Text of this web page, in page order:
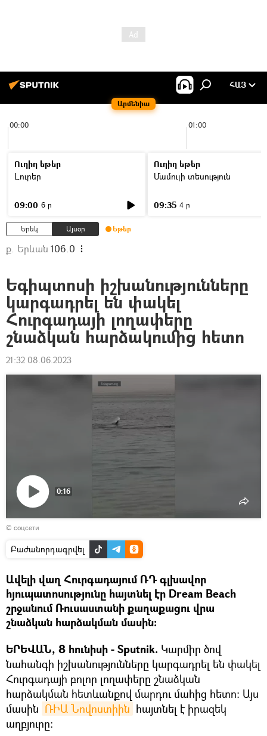
Արմենիա
ՀԱՅ
00:00 01:00
Ուղիղ եթեր
Լուրեր
09:00 6 ր
Ուղիղ եթեր
Մամուլի տեսություն
09:35 4 ր
Երեկ Այսօր Եթեր
ք. Երևան 106.0
Եգիպտոսի իշխանությունները
կարգադրել են փակել
Հուրգադայի լողափերը
շնաձկան հարձակումից հետո
21:32 08.06.2023
Դիտել
տեսանյութը
0:16
© соцсети
Բաժանորդագրվել
Ավելի վաղ Հուրգադայում ՌԴ գլխավոր
հյուպատոսությունը հայտնել էր Dream Beach
շրջանում Ռուսաստանի քաղաքացու վրա
շնաձկան հարձակման մասին:
ԵՐԵՎԱՆ, 8 հունիսի - Sputnik. Կարմիր ծով
նահանգի իշխանությունները կարգադրել են փակել
Հուրգադայի բոլոր լողափերը շնաձկան
հարձակման հետևանքով մարդու մահից հետո: Այս
մասին ՌԻԱ Նովոստիին հայտնել է իրազեկ
աղբյուրը: